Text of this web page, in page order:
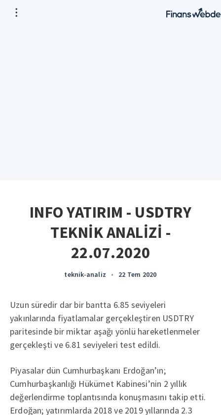
INFO YATIRIM - USDTRY
TEKNİK ANALİZİ -
22.07.2020
teknik-analiz • 22 Tem 2020
Uzun süredir dar bir bantta 6.85 seviyeleri
yakınlarında fiyatlamalar gerçekleştiren USDTRY
paritesinde bir miktar aşağı yönlü hareketlenmeler
gerçekleşti ve 6.81 seviyeleri test edildi.
Piyasalar dün Cumhurbaşkanı Erdoğan’ın;
Cumhurbaşkanlığı Hükümet Kabinesi’nin 2 yıllık
değerlendirme toplantısında konuşmasını takip etti.
Erdoğan; yatırımlarda 2018 ve 2019 yıllarında 2.3